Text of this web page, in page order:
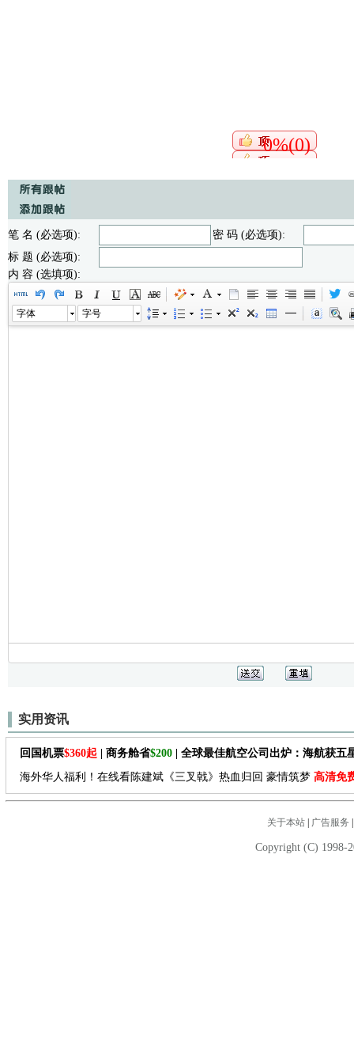
0%(0)
笔 名 (必选项):
密 码 (必选项):
标 题 (必选项):
内 容 (选填项):
字体 字号
实用资讯
回国机票$360起 | 商务舱省$200 | 全球最佳航空公司出炉：海航获五
海外华人福利！在线看陈建斌《三叉戟》热血归回 豪情筑梦 高清免
关于本站| 广告服务
Copyright (C) 1998-